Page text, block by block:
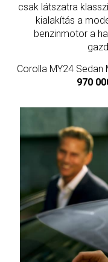
csak látszatra
kialakítás a
benzinmotor a
Corolla MY24 Sedan
970